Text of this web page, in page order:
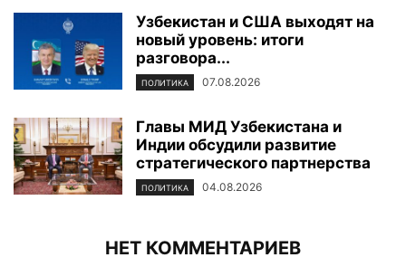
Узбекистан и США выходят на
новый уровень: итоги
разговора...
ПОЛИТИКА 07.08.2026
Главы МИД Узбекистана и
Индии обсудили развитие
стратегического партнерства
ПОЛИТИКА 04.08.2026
НЕТ КОММЕНТАРИЕВ